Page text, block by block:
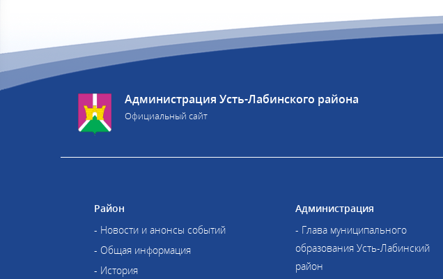
Администрация Усть-Лабинского района
Официальный сайт
Район
- Новости и анонсы событий
- Общая информация
- История
Администрация
- Глава муниципального
образования Усть-Лабинский
район